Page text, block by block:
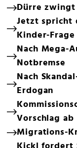
Dürre
Jetzt spricht
Kinder-
Nach Mega-
Notbremse
Nach
Erdogan
Vorschlag ab
Migrations-